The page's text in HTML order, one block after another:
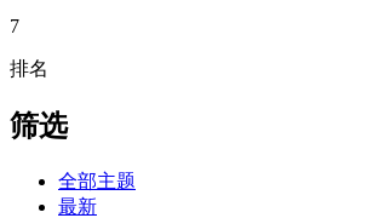
7
排名
筛选
全部主题
最新